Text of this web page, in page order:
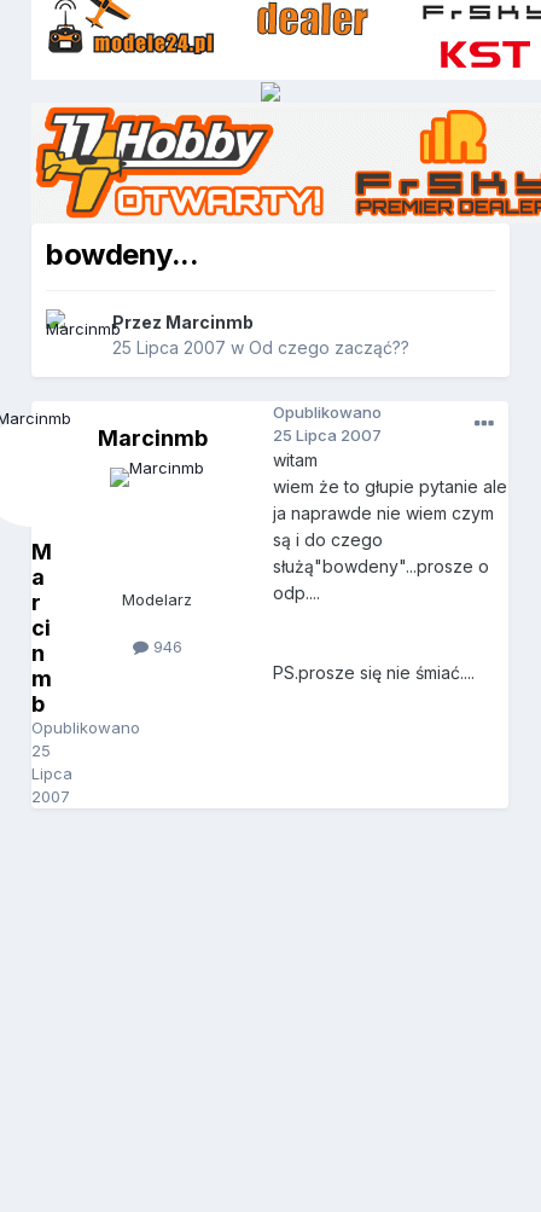
bowdeny...
Przez Marcinmb
25 Lipca 2007 wOd czego zacząć??
M
a
r
ci
n
m
b
Opublikowano
25
Lipca
2007
Marcinmb
Modelarz
946
Opublikowano
25 Lipca 2007
witam
wiem że to głupie pytanie ale
ja naprawde nie wiem czym
są i do czego
służą"bowdeny"...prosze o
odp....
PS.prosze się nie śmiać....